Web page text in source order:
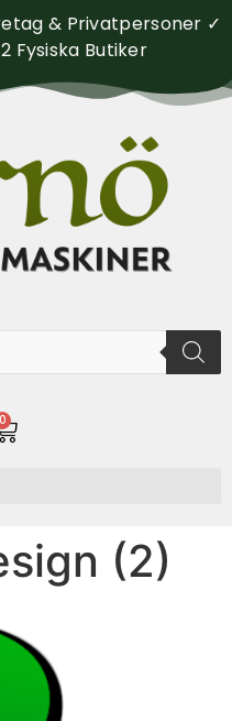
& Privatpersoner ✓
Fysiska Butiker
0
(2)